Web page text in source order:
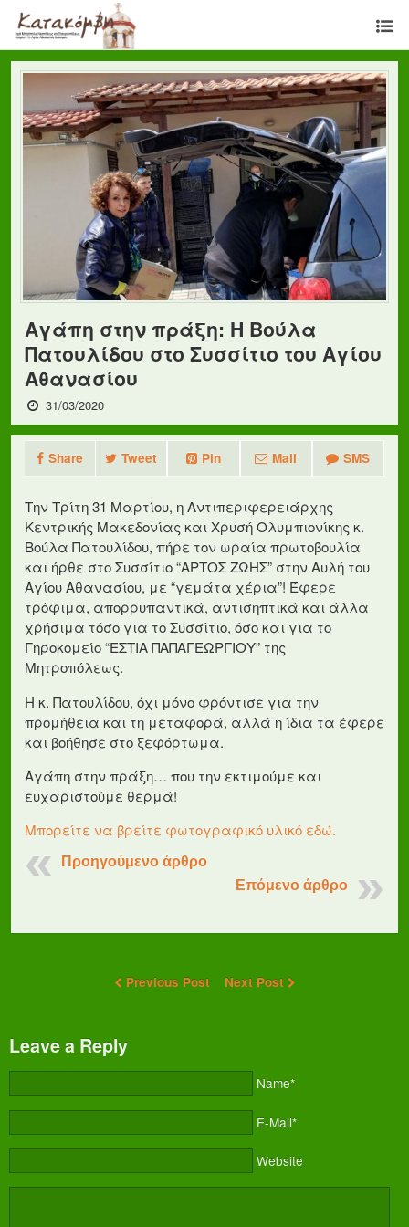
Αγάπη στην πράξη: Η Βούλα
Πατουλίδου στο Συσσίτιο του Αγίου
Αθανασίου
31/03/2020
Share Tweet Pin Mail SMS
Την Τρίτη 31 Μαρτίου, η Αντιπεριφερειάρχης
Κεντρικής Μακεδονίας και Χρυσή Ολυμπιονίκης κ.
Βούλα Πατουλίδου, πήρε τον ωραία πρωτοβουλία
και ήρθε στο Συσσίτιο “ΑΡΤΟΣ ΖΩΗΣ” στην Αυλή του
Αγίου Αθανασίου, με “γεμάτα χέρια”! Έφερε
τρόφιμα, απορρυπαντικά, αντισηπτικά και άλλα
χρήσιμα τόσο για το Συσσίτιο, όσο και για το
Γηροκομείο “ΕΣΤΙΑ ΠΑΠΑΓΕΩΡΓΙΟΥ” της
Μητροπόλεως.
Η κ. Πατουλίδου, όχι μόνο φρόντισε για την
προμήθεια και τη μεταφορά, αλλά η ίδια τα έφερε
και βοήθησε στο ξεφόρτωμα.
Αγάπη στην πράξη… που την εκτιμούμε και
ευχαριστούμε θερμά!
Μπορείτε να βρείτε φωτογραφικό υλικό εδώ.
Προηγούμενο άρθρο
Επόμενο άρθρο
Previous Post Next Post
Leave a Reply
Name*
E-Mail*
Website